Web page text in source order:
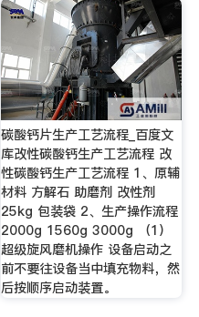
碳酸钙片生产工艺流程_百度文
库改性碳酸钙生产工艺流程 改
性碳酸钙生产工艺流程 1、原辅
材料 方解石 助磨剂 改性剂
25kg 包装袋 2、生产操作流程
2000g 1560g 3000g （1）
超级旋风磨机操作 设备启动之
前不要往设备当中填充物料，然
后按顺序启动装置。